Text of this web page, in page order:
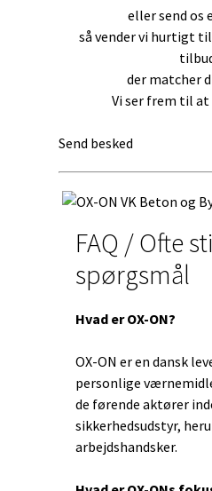
eller send os
så vender vi hurtigt
der matcher
Vi ser frem til
Send besked
FAQ / Ofte
spørgsmål
Hvad er OX-ON?
OX-ON er en dansk
personlige
de førende aktører
sikkerhedsudstyr,
arbejdshandsker.